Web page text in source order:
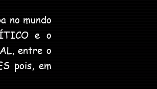
no mundo
e o
entre o
pois, em